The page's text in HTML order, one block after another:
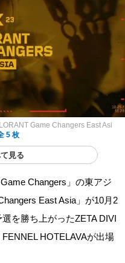
Game Changers East Asi
5 枚
見る
Changers」の東アジ
East Asia」が10月2
を勝ち上がったZETA DIVI
HOTELAVAが出場